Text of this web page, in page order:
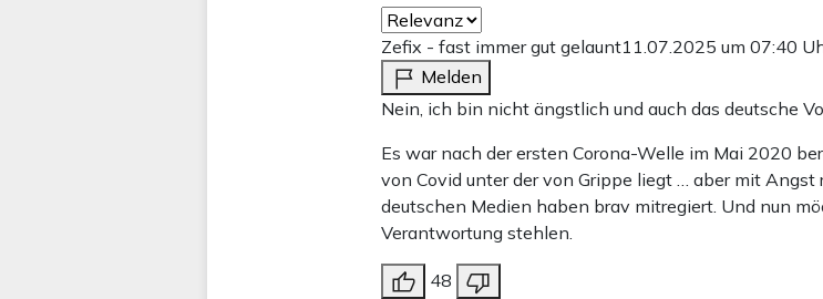
Zefix - fast immer gut gelaunt11.07.2025 um 07:40
Melden
Nein, ich bin nicht ängstlich und auch das deutsche
Es war nach der ersten Corona-Welle im Mai 2020
von Covid unter der von Grippe liegt … aber mit Angst
deutschen Medien haben brav mitregiert. Und nun
Verantwortung stehlen.
48